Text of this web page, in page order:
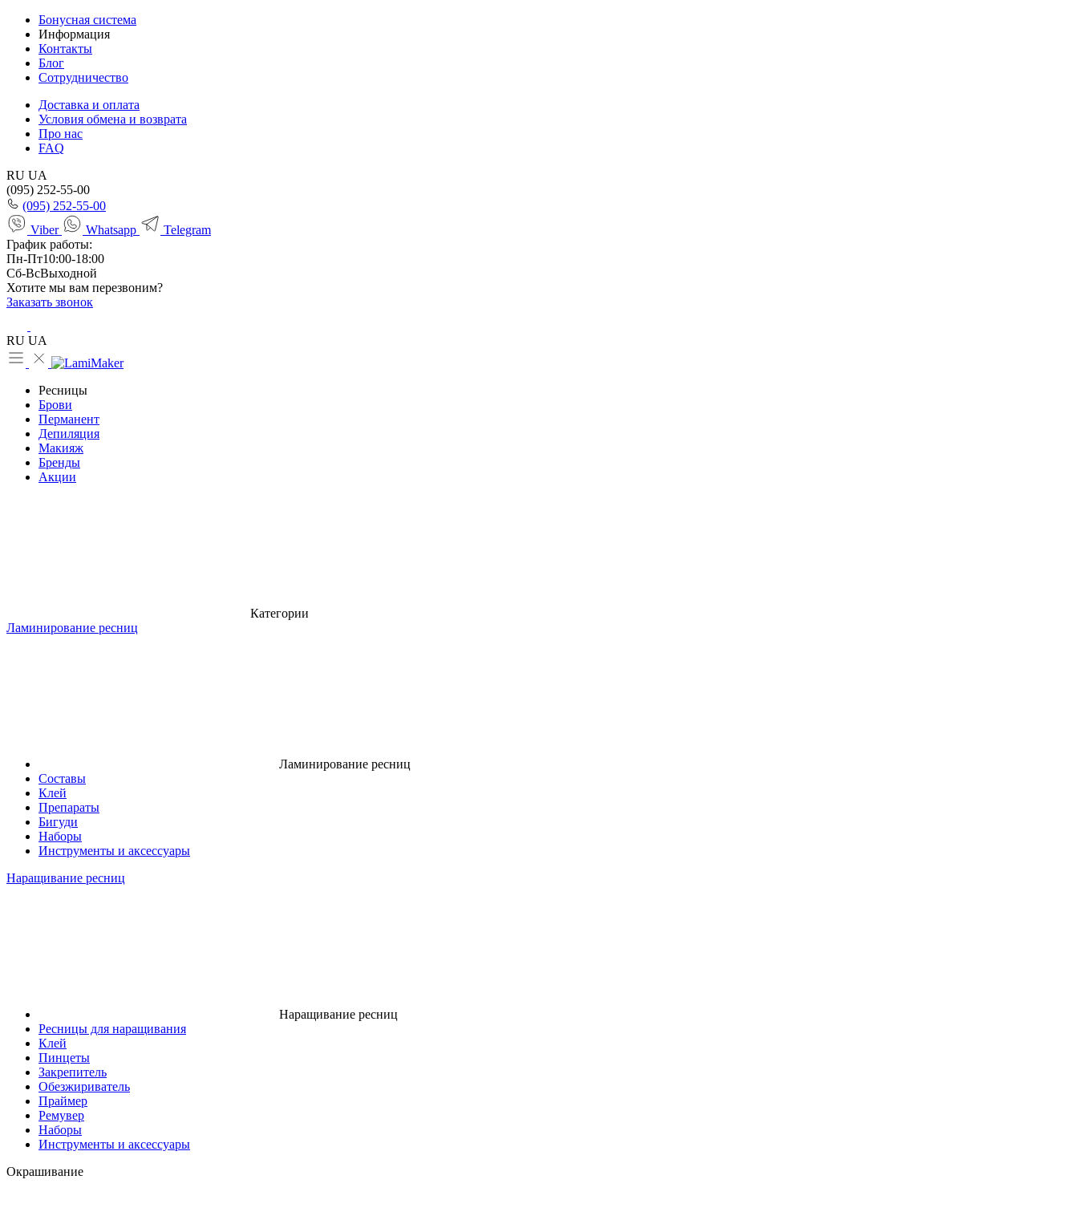
Бонусная система
Информация
Контакты
Блог
Сотрудничество
Доставка и оплата
Условия обмена и возврата
Про нас
FAQ
RU UA
(095) 252-55-00
(095) 252-55-00
Viber
Whatsapp
Telegram
График работы:
Пн-Пт10:00-18:00
Сб-ВсВыходной
Хотите мы вам перезвоним?
Заказать звонок
RU UA
Ресницы
Брови
Перманент
Депиляция
Макияж
Бренды
Акции
Категории
Ламинирование ресниц
Ламинирование ресниц
Составы
Клей
Препараты
Бигуди
Наборы
Инструменты и аксессуары
Наращивание ресниц
Наращивание ресниц
Ресницы для наращивания
Клей
Пинцеты
Закрепитель
Обезжириватель
Праймер
Ремувер
Наборы
Инструменты и аксессуары
Окрашивание